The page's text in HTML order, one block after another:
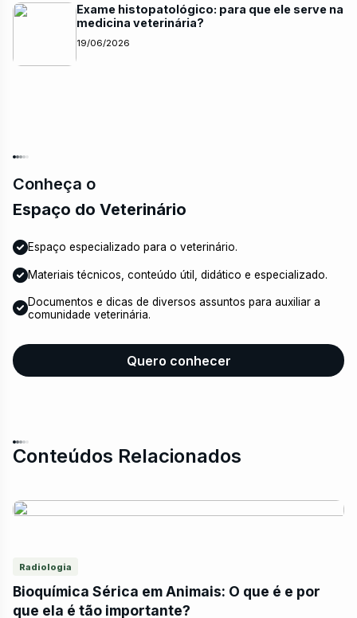
Exame histopatológico: para que ele serve na
medicina veterinária?
19/06/2026
Conheça o
Espaço do Veterinário
Espaço especializado para o veterinário.
Materiais técnicos, conteúdo útil, didático e especializado.
Documentos e dicas de diversos assuntos para auxiliar a
comunidade veterinária.
Quero conhecer
Conteúdos Relacionados
Radiologia
Bioquímica Sérica em Animais: O que é e por
que ela é tão importante?